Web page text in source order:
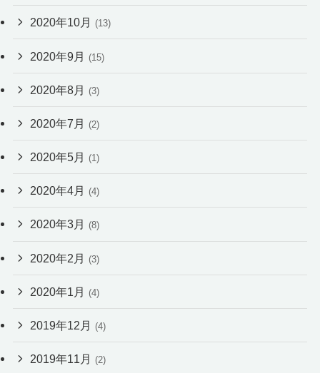
2020年10月 (13)
2020年9月 (15)
2020年8月 (3)
2020年7月 (2)
2020年5月 (1)
2020年4月 (4)
2020年3月 (8)
2020年2月 (3)
2020年1月 (4)
2019年12月 (4)
2019年11月 (2)